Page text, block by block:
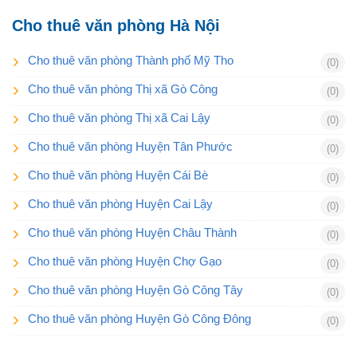
Cho thuê văn phòng Hà Nội
Cho thuê văn phòng Thành phố Mỹ Tho (0)
Cho thuê văn phòng Thị xã Gò Công (0)
Cho thuê văn phòng Thị xã Cai Lậy (0)
Cho thuê văn phòng Huyện Tân Phước (0)
Cho thuê văn phòng Huyện Cái Bè (0)
Cho thuê văn phòng Huyện Cai Lậy (0)
Cho thuê văn phòng Huyện Châu Thành (0)
Cho thuê văn phòng Huyện Chợ Gạo (0)
Cho thuê văn phòng Huyện Gò Công Tây (0)
Cho thuê văn phòng Huyện Gò Công Đông (0)